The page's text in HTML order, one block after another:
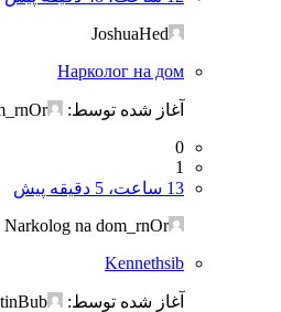
JoshuaHed
Нарколог на дом
آغاز شده توسط:
0
1
13 ساعت، 5 دقیقه پیش
Narkolog na dom_rnOr
Kennethsib
آغاز شده توسط: